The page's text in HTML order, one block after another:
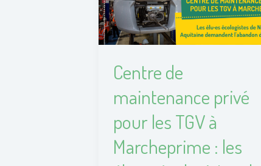
Centre de
maintenance privé
pour les TGV à
Marcheprime : les
pour
les
TGV
Marcheprime
les
élu·es
écologistes
de